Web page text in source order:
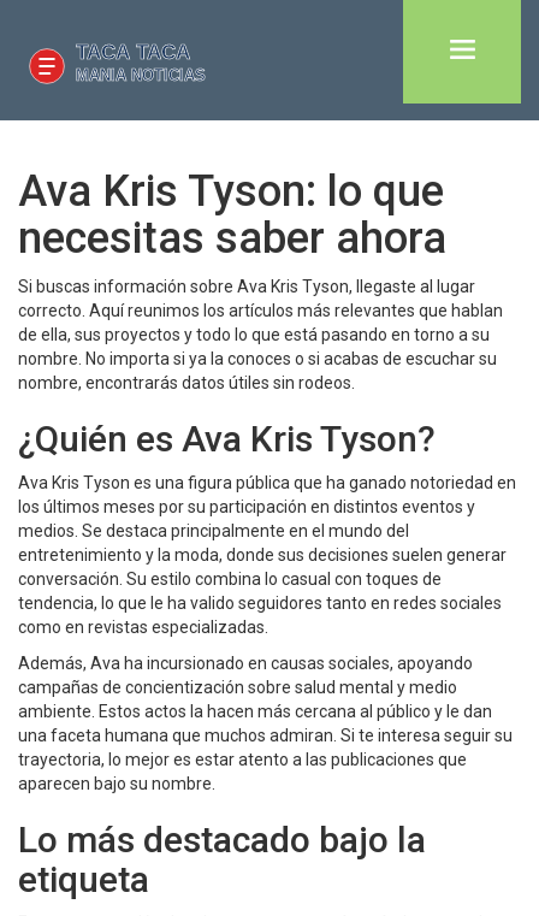
Ava Kris Tyson: lo que
necesitas saber ahora
Si buscas información sobre Ava Kris Tyson, llegaste al lugar
correcto. Aquí reunimos los artículos más relevantes que hablan
de ella, sus proyectos y todo lo que está pasando en torno a su
nombre. No importa si ya la conoces o si acabas de escuchar su
nombre, encontrarás datos útiles sin rodeos.
¿Quién es Ava Kris Tyson?
Ava Kris Tyson es una figura pública que ha ganado notoriedad en
los últimos meses por su participación en distintos eventos y
medios. Se destaca principalmente en el mundo del
entretenimiento y la moda, donde sus decisiones suelen generar
conversación. Su estilo combina lo casual con toques de
tendencia, lo que le ha valido seguidores tanto en redes sociales
como en revistas especializadas.
Además, Ava ha incursionado en causas sociales, apoyando
campañas de concientización sobre salud mental y medio
ambiente. Estos actos la hacen más cercana al público y le dan
una faceta humana que muchos admiran. Si te interesa seguir su
trayectoria, lo mejor es estar atento a las publicaciones que
aparecen bajo su nombre.
Lo más destacado bajo la
etiqueta